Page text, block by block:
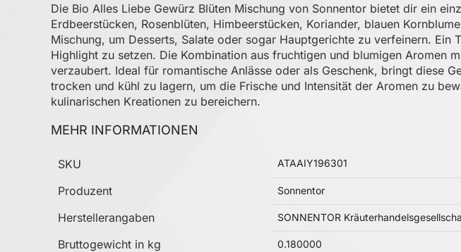
Die Bio Alles Liebe Gewürz Blüten Mischung von Sonnentor bietet dir ein
Erdbeerstücken, Rosenblüten, Himbeerstücken, Koriander, blauen
Mischung, um Desserts, Salate oder sogar Hauptgerichte zu verfeinern.
Highlight zu setzen. Die Kombination aus fruchtigen und blumigen Aromen
verzaubert. Ideal für romantische Anlässe oder als Geschenk, bringt diese
trocken und kühl zu lagern, um die Frische und Intensität der Aromen zu
kulinarischen Kreationen zu bereichern.
MEHR INFORMATIONEN
Mehr Informationen
SKU ATAAIY196301
Produzent Sonnentor
Herstellerangaben SONNENTOR
Bruttogewicht in kg 0.180000